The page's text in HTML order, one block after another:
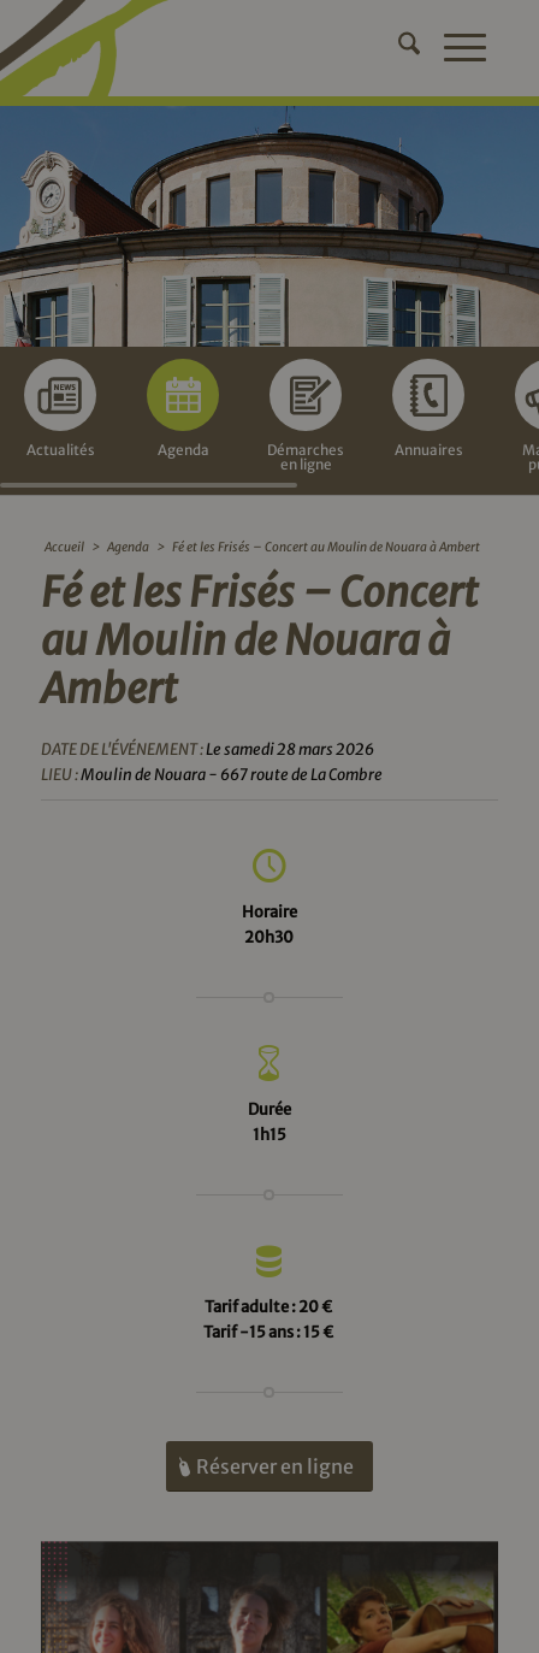
Actualités Agenda
Démarches
en ligne
Annuaires
Accueil > Agenda > Fé et les Frisés – Concert au Moulin de Nouara à Ambert
Fé et les Frisés – Concert
au Moulin de Nouara à
Ambert
DATE DE L'ÉVÉNEMENT :Le samedi 28 mars 2026
LIEU :Moulin de Nouara - 667 route de La Combre
Horaire
20h30
Durée
1h15
Tarif adulte : 20 €
Tarif -15 ans : 15 €
Réserver en ligne